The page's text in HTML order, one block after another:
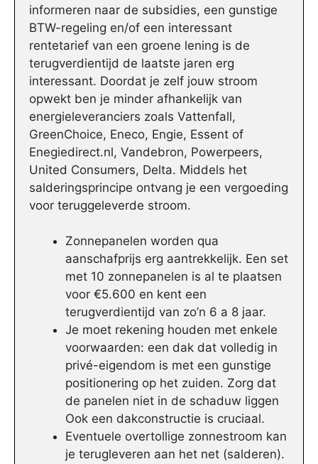
informeren naar de subsidies, een gunstige
BTW-regeling en/of een interessant
rentetarief van een groene lening is de
terugverdientijd de laatste jaren erg
interessant. Doordat je zelf jouw stroom
opwekt ben je minder afhankelijk van
energieleveranciers zoals Vattenfall,
GreenChoice, Eneco, Engie, Essent of
Enegiedirect.nl, Vandebron, Powerpeers,
United Consumers, Delta. Middels het
salderingsprincipe ontvang je een vergoeding
voor teruggeleverde stroom.
Zonnepanelen worden qua
aanschafprijs erg aantrekkelijk. Een set
met 10 zonnepanelen is al te plaatsen
voor €5.600 en kent een
terugverdientijd van zo’n 6 a 8 jaar.
Je moet rekening houden met enkele
voorwaarden: een dak dat volledig in
privé-eigendom is met een gunstige
positionering op het zuiden. Zorg dat
de panelen niet in de schaduw liggen
Ook een dakconstructie is cruciaal.
Eventuele overtollige zonnestroom kan
je terugleveren aan het net (salderen).